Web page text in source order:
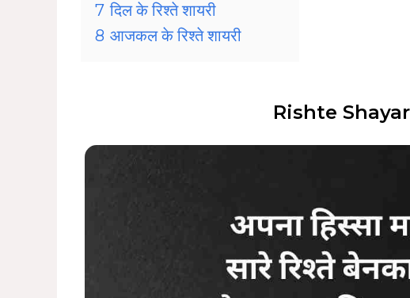
7 दिल के रिश्ते शायरी
8 आजकल के रिश्ते शायरी
Rishte